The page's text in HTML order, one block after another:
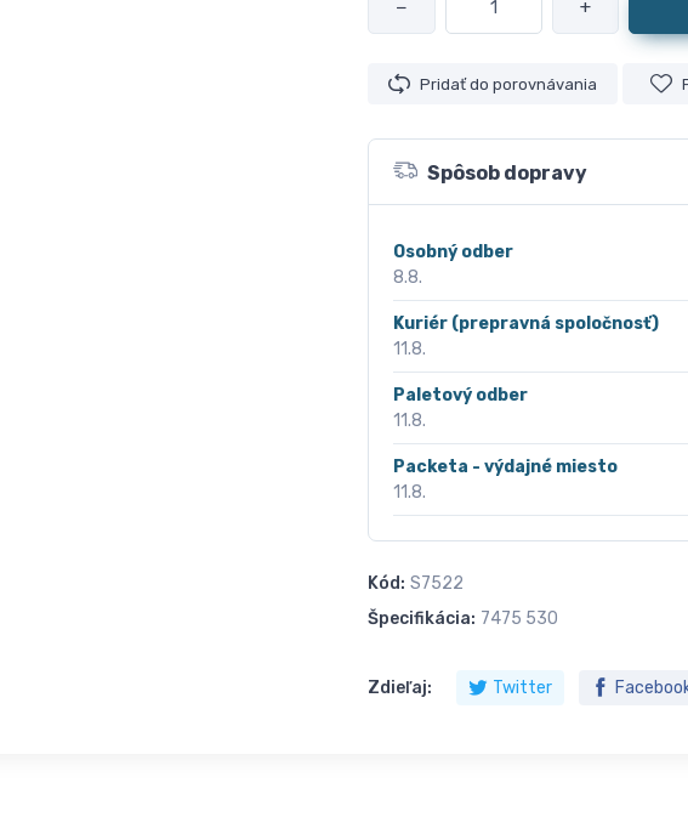
− +
Pridať do porovnávania
Spôsob dopravy
Osobný odber
8.8.
Kuriér (prepravná spoločnosť)
11.8.
Paletový odber
11.8.
Packeta - výdajné miesto
11.8.
Kód: S7522
Špecifikácia: 7475 530
Zdieľaj: Twitter